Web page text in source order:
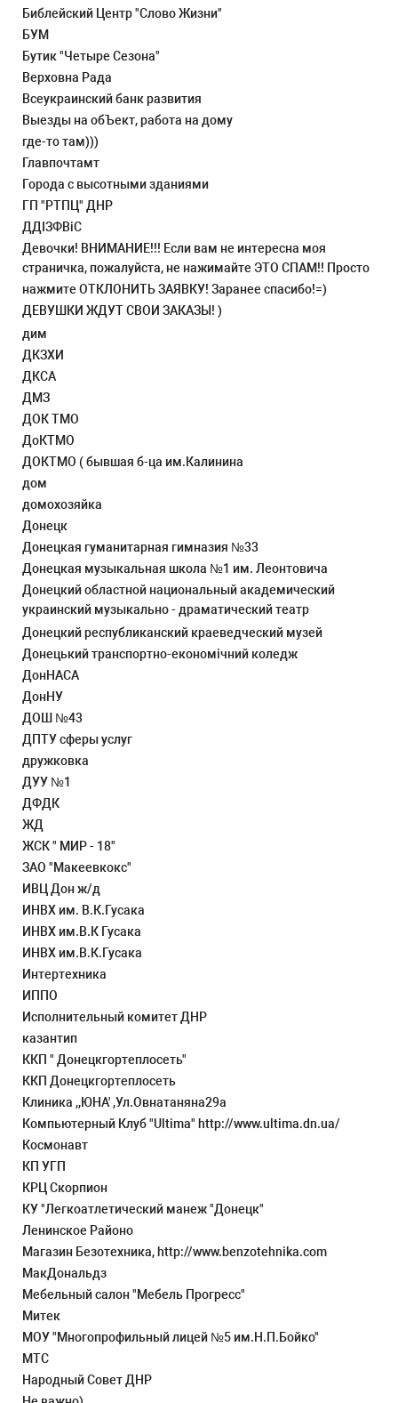
Библейский Центр "Слово Жизни"
БУМ
Бутик "Четыре Сезона"
Верховна Рада
Всеукраинский банк развития
Выезды на обЪект, работа на дому
где-то там)))
Главпочтамт
Города с высотными зданиями
ГП "РТПЦ" ДНР
ДДІЗФВіС
Девочки! ВНИМАНИЕ!!! Если вам не интересна моя
страничка, пожалуйста, не нажимайте ЭТО СПАМ!! Просто
нажмите ОТКЛОНИТЬ ЗАЯВКУ! Заранее спасибо!=)
ДЕВУШКИ ЖДУТ СВОИ ЗАКАЗЫ! )
дим
ДКЗХИ
ДКСА
ДМЗ
ДОК ТМО
ДоКТМО
ДОКТМО ( бывшая б-ца им.Калинина
дом
домохозяйка
Донецк
Донецкая гуманитарная гимназия №33
Донецкая музыкальная школа №1 им. Леонтовича
Донецкий областной национальный академический
украинский музыкально - драматический театр
Донецкий республиканский краеведческий музей
Донецький транспортно-економічний коледж
ДонНАСА
ДонНУ
ДОШ №43
ДПТУ сферы услуг
дружковка
ДУУ №1
ДФДК
ЖД
ЖСК " МИР - 18"
ЗАО "Макеевкокс"
ИВЦ Дон ж/д
ИНВХ им. В.К.Гусака
ИНВХ им.В.К Гусака
ИНВХ им.В.К.Гусака
Интертехника
ИППО
Исполнительный комитет ДНР
казантип
ККП " Донецкгортеплосеть"
ККП Донецкгортеплосеть
Клиника ,,ЮНА' ,Ул.Овнатаняна29а
Компьютерный Клуб "Ultima" http://www.ultima.dn.ua/
Космонавт
КП УГП
КРЦ Скорпион
КУ "Легкоатлетический манеж "Донецк"
Ленинское Районо
Магазин Безотехника, http://www.benzotehnika.com
МакДональдз
Мебельный салон "Мебель Прогресс"
Митек
МОУ "Многопрофильный лицей №5 им.Н.П.Бойко"
МТС
Народный Совет ДНР